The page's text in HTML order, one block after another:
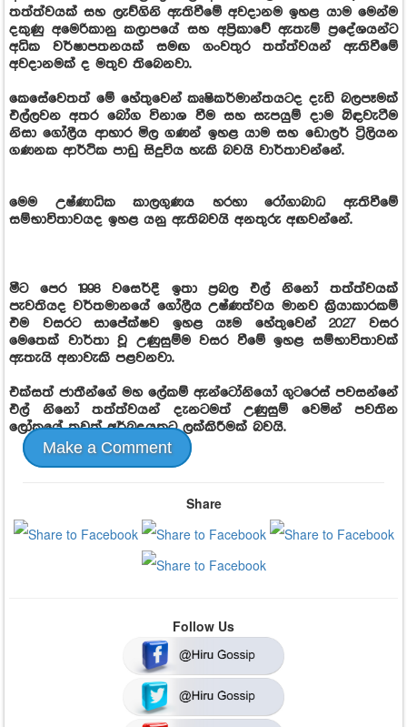
තත්ත්වයක් සහ ලැව්ගිනි ඇතිවීමේ අවදානම ඉහළ යාම මෙන්ම
දකුණු අමෙරිකානු කලාපයේ සහ අප්‍රිකාවේ ඇතැම් ප්‍රදේශයන්ට
අධික වර්ෂාපතනයක් සමඟ ගංවතුර තත්ත්වයන් ඇතිවීමේ
අවදානමක් ද මතුව තිබෙනවා.
කෙසේවෙතත් මේ හේතුවෙන් කෘෂිකර්මාන්තයටද දැඩි බලපෑමක්
එල්ලවන අතර බෝග විනාශ වීම සහ සැපයුම් දාම බිඳවැටීම
නිසා ගෝලීය ආහාර මිල ගණන් ඉහළ යාම සහ ඩොලර් ට්‍රිලියන
ගණනක ආර්ථික පාඩු සිදුවිය හැකි බවයි වාර්තාවන්නේ.
මෙම උෂ්ණාධික කාලගුණය හරහා රෝගාබාධ ඇතිවීමේ
සම්භාවිතාවයද ඉහළ යනු ඇතිබවයි අනතුරු අඟවන්නේ.
මීට පෙර 1998 වසෙර්දී ඉතා ප්‍රබල එල් නිනෝ තත්ත්වයක්
පැවතියද වර්තමානයේ ගෝලීය උෂ්ණත්වය මානව ක්‍රියාකාරකම්
එම වසරට සාපේක්ෂව ඉහළ යෑම හේතුවෙන් 2027 වසර
මෙතෙක් වාර්තා වූ උණුසුම්ම වසර වීමේ ඉහළ සම්භාවිතාවක්
ඇතැයි අනාවැකි පළවනවා.
එක්සත් ජාතීන්ගේ මහ ලේකම් ඇන්ටෝනියෝ ගුටරෙස් පවසන්නේ
එල් නිනෝ තත්ත්වයන් දැනටමත් උණුසුම් වෙමින් පවතින
ලෝකයේ තවත් අර්බුදයකට ලක්කිරීමක් බවයි.
Make a Comment
Share
Follow Us